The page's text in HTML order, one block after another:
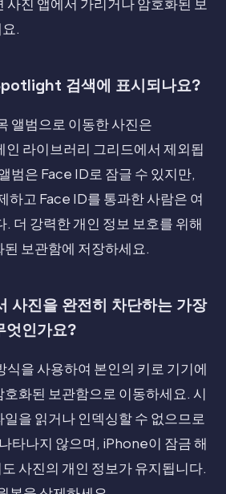
사진 앱에서 가리거나 암호화된 보
.
검색에 표시되나요?
앨범으로 이동한 사진은
라이브러리 그리드에서 제외됩
범은 Face ID로 잠글 수 있지만,
하고 Face ID를 통과한 사람은 여
. 더 강력한 개인 정보 보호를 위해
보관함에 저장하세요.
사진을 완전히 차단하는 가장
엇인가요?
을 사용하여 본인의 키로 기기에
화된 보관함으로 이동하세요. 시
을 읽거나 인덱싱할 수 없으므로
타나지 않으며, iPhone이 잠금 해
사진의 개인 정보가 유지됩니다.